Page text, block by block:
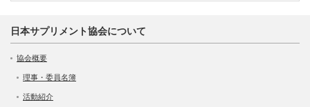
日本サプリメント協会について
協会概要
理事・委員名簿
活動紹介